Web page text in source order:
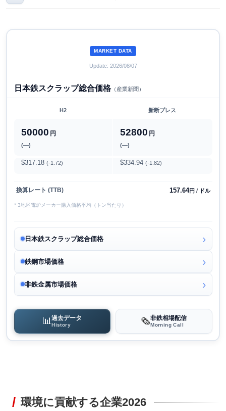
MARKET DATA
Update: 2026/08/07
日本鉄スクラップ総合価格（産業新聞）
H2 新断プレス
50000 円
(―)
52800 円
(―)
$317.18 (-1.72) $334.94 (-1.82)
換算レート (TTB) 157.64円 / ドル
* 3地区電炉メーカー購入価格平均（トン当たり）
日本鉄スクラップ総合価格
鉄鋼市場価格
非鉄金属市場価格
📊過去データ
History 🗞️非鉄相場配信
Morning Call
環境に貢献する企業2026